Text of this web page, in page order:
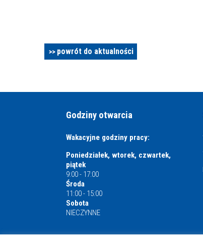
powrót do aktualności
Godziny otwarcia
Wakacyjne godziny pracy:
Poniedziałek, wtorek, czwartek,
piątek
9:00 - 17:00
Środa
11:00 - 15:00
Sobota
NIECZYNNE